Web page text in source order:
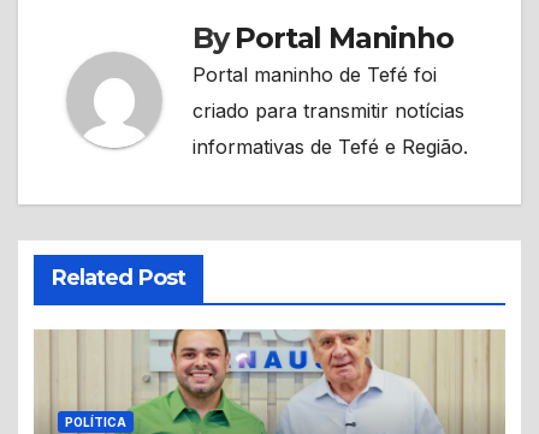
ByPortal Maninho
Portal maninho de Tefé foi
criado para transmitir notícias
informativas de Tefé e Região.
Related Post
POLÍTICA